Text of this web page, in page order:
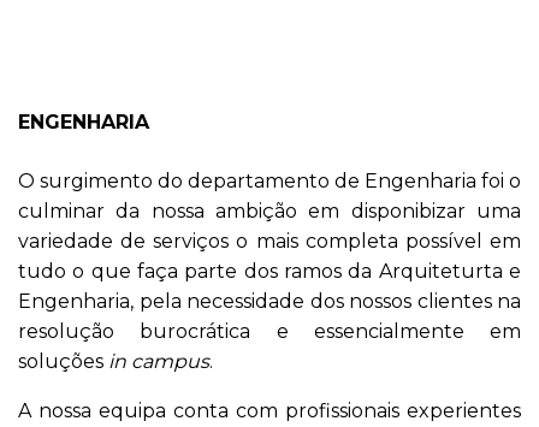
ENGENHARIA
O surgimento do departamento de Engenharia foi o
culminar da nossa ambição em disponibizar uma
variedade de serviços o mais completa possível em
tudo o que faça parte dos ramos da Arquiteturta e
Engenharia, pela necessidade dos nossos clientes na
resolução burocrática e essencialmente em
soluções in campus.
A nossa equipa conta com profissionais experientes